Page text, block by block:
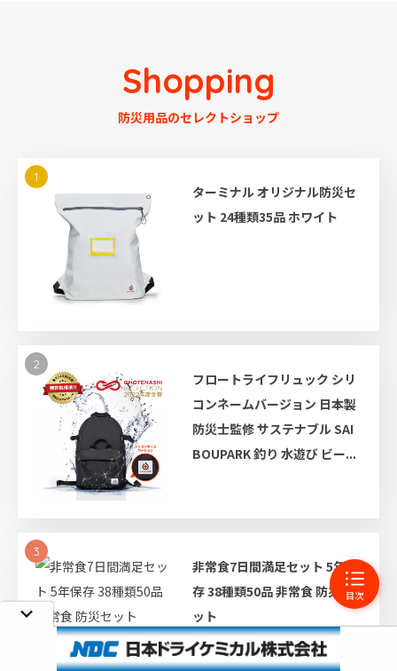
目次
Shopping
防災用品のセレクトショップ
ターミナル オリジナル防災セ
ット 24種類35品 ホワイト
1
フロートライフリュック シリ
コンネームバージョン 日本製
防災士監修 サステナブル SAI
BOUPARK 釣り 水遊び ビー...
2
非常食7日間満足セット 5年保
存 38種類50品 非常食 防災セ
ット
3